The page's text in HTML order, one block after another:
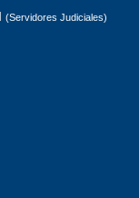
(Servidores Judiciales)